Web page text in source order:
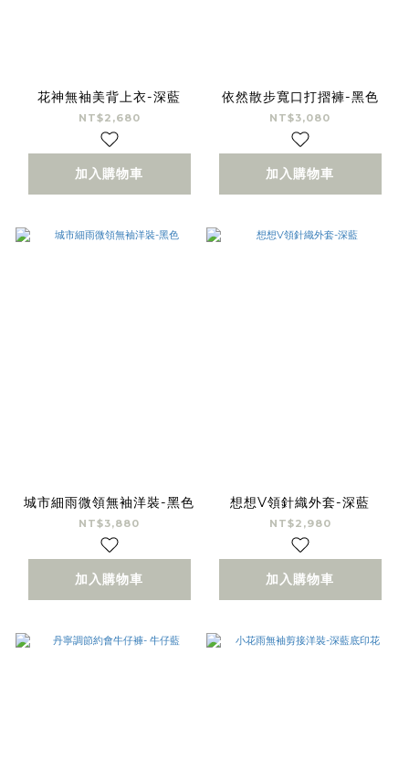
花神無袖美背上衣-深藍
NT$2,680
加入購物車
依然散步寬口打摺褲-黑色
NT$3,080
加入購物車
城市細雨微領無袖洋裝-黑色
NT$3,880
加入購物車
想想V領針織外套-深藍
NT$2,980
加入購物車